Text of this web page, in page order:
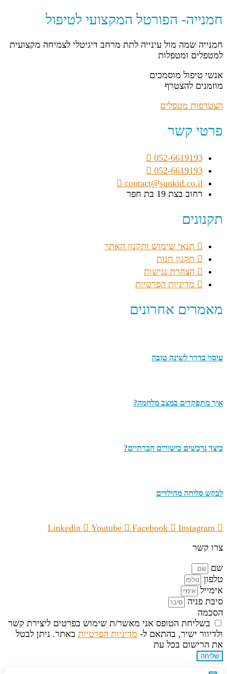
חמנייה- הפורטל המקצועי לטיפול
חמנייה שמה מול עינייה לתת מרחב דיגיטלי לצמיחה מקצועית
למטפלים ומטפלות
אנשי טיפול מוסמכים
מוזמנים להצטרף
הצטרפות מטפלים
פרטי קשר
052-6619193
052-6619193
contact@sunkid.co.il
רחוב בצת 19 בת חפר
תקנונים
תנאי שימוש ותקנון האתר
תקנון חנות
הצהרת נגישות
מדיניות הפרטיות
מאמרים אחרונים
עיסוי בדרך לשינה טובה
איך מתפקדים במצב מלחמה?
כיצד נרכשים כישורים חברתיים?
לבקש סליחה מהילדים
Linkedin Youtube Facebook
Instagram
צרו קשר
שם
טלפון
אימייל
סיבת פניה
הסכמה
בשליחת הטופס אני מאשר/ת שימוש בפרטים ליצירת קשר
ולדיוור ישיר, בהתאם ל- מדיניות הפרטיות באתר. ניתן לבטל
את הרישום בכל עת
שליחה